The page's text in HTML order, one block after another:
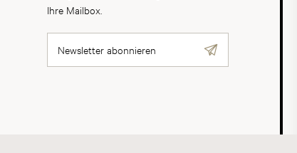
Ihre Mailbox.
Newsletter abonnieren